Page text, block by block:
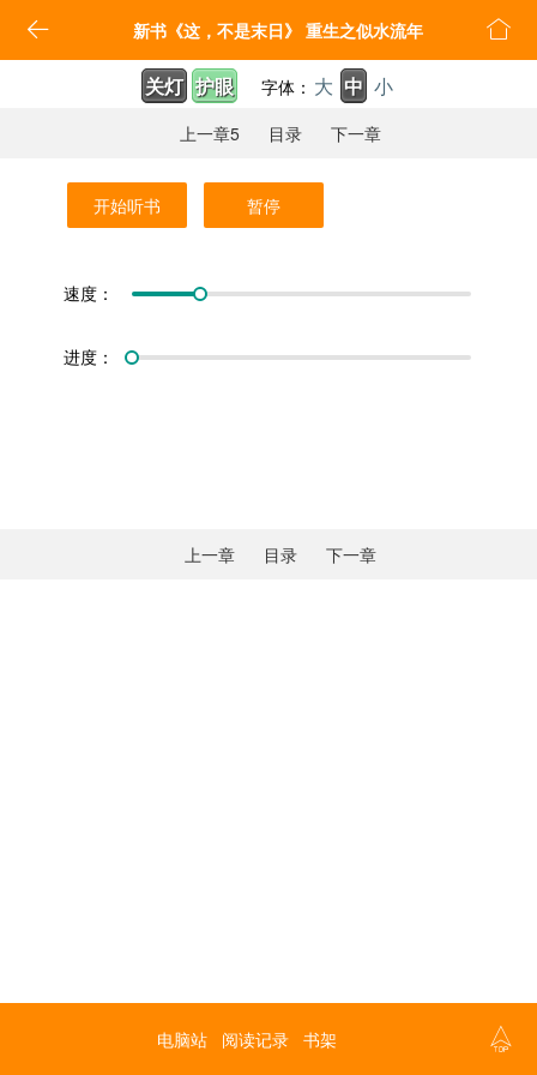
 新书《这，不是末日》 重生之似水流年 
关灯 护眼 字体： 大 中 小
上一章5 目录 下一章
开始听书 暂停
速度：
进度：
上一章 目录 下一章
电脑站 阅读记录 书架 